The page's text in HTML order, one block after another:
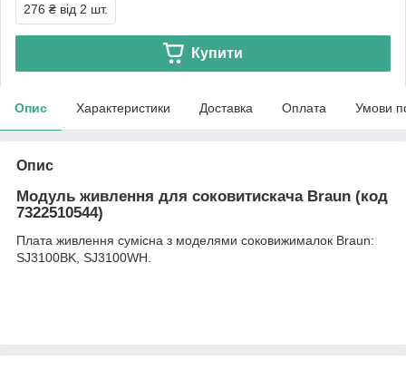
276 ₴ від 2 шт.
Купити
Опис Характеристики Доставка Оплата Умови
Опис
Модуль живлення для соковитискача Braun (код
7322510544)
Плата живлення сумісна з моделями соковижималок Braun:
SJ3100BK, SJ3100WH.